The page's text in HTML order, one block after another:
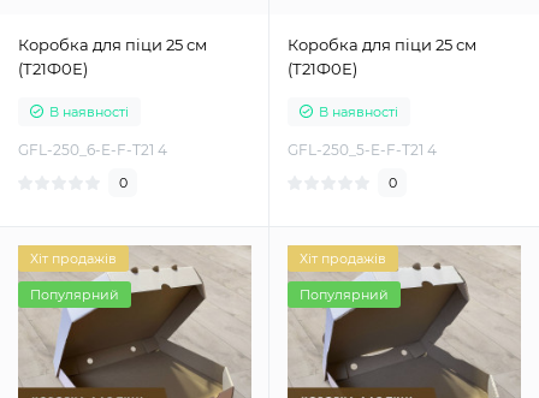
Коробка для піци 25 см
(Т21Ф0Е)
В наявності
GFL-250_6-E-F-T21 4
0
Коробка для піци 25 см
(Т21Ф0Е)
В наявності
GFL-250_5-E-F-T21 4
0
Хіт продажів
Популярний
Хіт продажів
Популярний